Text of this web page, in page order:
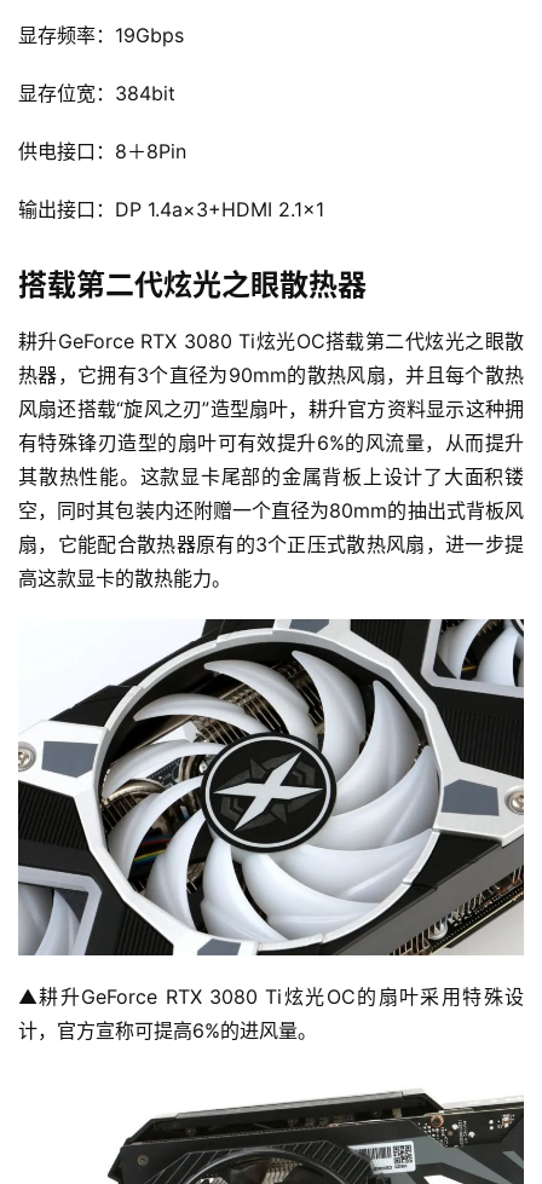
显存频率：19Gbps
显存位宽：384bit
供电接口：8＋8Pin
输出接口：DP 1.4a×3+HDMI 2.1×1
搭载第二代炫光之眼散热器
耕升GeForce RTX 3080 Ti炫光OC搭载第二代炫光之眼散
热器，它拥有3个直径为90mm的散热风扇，并且每个散热
风扇还搭载“旋风之刃”造型扇叶，耕升官方资料显示这种拥
有特殊锋刃造型的扇叶可有效提升6%的风流量，从而提升
其散热性能。这款显卡尾部的金属背板上设计了大面积镂
空，同时其包装内还附赠一个直径为80mm的抽出式背板风
扇，它能配合散热器原有的3个正压式散热风扇，进一步提
高这款显卡的散热能力。
▲耕升GeForce RTX 3080 Ti炫光OC的扇叶采用特殊设
计，官方宣称可提高6%的进风量。